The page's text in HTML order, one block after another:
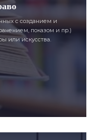
с созданием и
показом и пр.)
или искусства.